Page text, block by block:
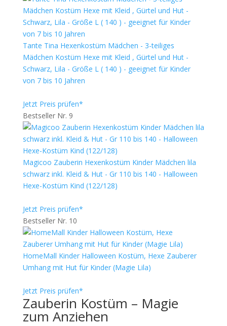
Tante Tina Hexenkostüm Mädchen - 3-teiliges
Mädchen Kostüm Hexe mit Kleid , Gürtel und Hut -
Schwarz, Lila - Größe L ( 140 ) - geeignet für Kinder
von 7 bis 10 Jahren
Jetzt Preis prüfen*
Bestseller Nr. 9
Magicoo Zauberin Hexenkostüm Kinder Mädchen lila
schwarz inkl. Kleid & Hut - Gr 110 bis 140 - Halloween
Hexe-Kostüm Kind (122/128)
Jetzt Preis prüfen*
Bestseller Nr. 10
HomeMall Kinder Halloween Kostüm, Hexe Zauberer
Umhang mit Hut für Kinder (Magie Lila)
Jetzt Preis prüfen*
Zauberin Kostüm – Magie
zum Anziehen